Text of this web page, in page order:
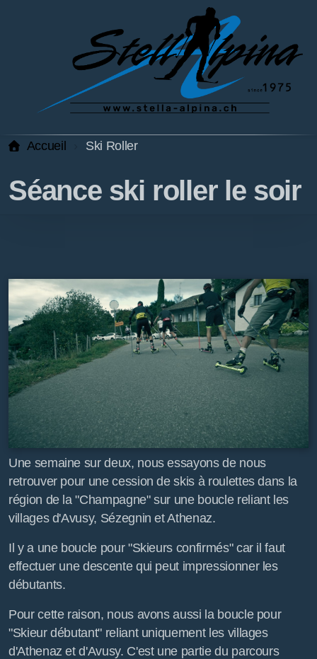
Accueil Ski Roller
Séance ski roller le soir
Une semaine sur deux, nous essayons de nous
retrouver pour une cession de skis à roulettes dans la
région de la "Champagne" sur une boucle reliant les
villages d'Avusy, Sézegnin et Athenaz.
Il y a une boucle pour "Skieurs confirmés" car il faut
effectuer une descente qui peut impressionner les
débutants.
Pour cette raison, nous avons aussi la boucle pour
"Skieur débutant" reliant uniquement les villages
d'Athenaz et d'Avusy. C'est une partie du parcours